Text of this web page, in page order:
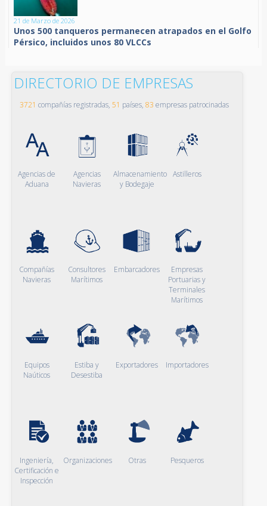
21 de Marzo de 2026
Unos 500 tanqueros permanecen atrapados en el Golfo
Pérsico, incluidos unos 80 VLCCs
DIRECTORIO DE EMPRESAS
3721 compañías registradas, 51 países, 83 empresas patrocinadas
Agencias de
Aduana
Agencias
Navieras
Almacenamiento
y Bodegaje
Astilleros
Compañías
Navieras
Consultores
Marítimos
Embarcadores
Empresas
Portuarias y
Terminales
Marítimos
Equipos
Naúticos
Estiba y
Desestiba
Exportadores Importadores
Ingeniería,
Certificación e
Inspección
Organizaciones Otras Pesqueros